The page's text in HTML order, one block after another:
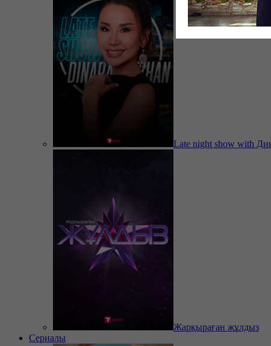
Late night show with
Жарқыраған жұлдыз
Сериалы